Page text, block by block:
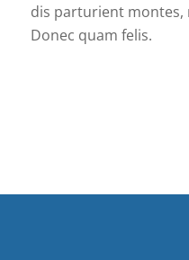
dis parturient montes,
Donec quam felis.